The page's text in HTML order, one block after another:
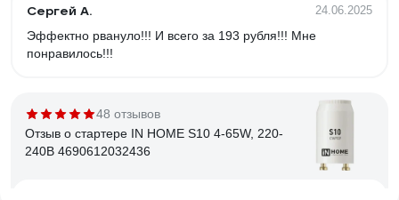
Сергей А. 24.06.2025
Эффектно рвануло!!! И всего за 193 рубля!!! Мне
понравилось!!!
48 отзывов
Отзыв о стартере IN HOME S10 4-65W, 220-
240В 4690612032436